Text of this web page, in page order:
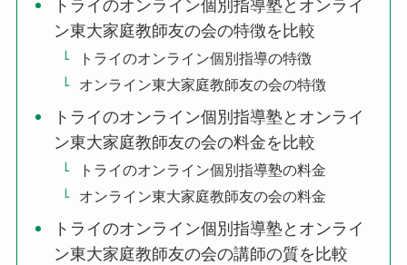
トライのオンライン個別指導塾とオンライ
ン東大家庭教師友の会の特徴を比較
トライのオンライン個別指導の特徴
オンライン東大家庭教師友の会の特徴
トライのオンライン個別指導塾とオンライ
ン東大家庭教師友の会の料金を比較
トライのオンライン個別指導塾の料金
オンライン東大家庭教師友の会の料金
トライのオンライン個別指導塾とオンライ
ン東大家庭教師友の会の講師の質を比較